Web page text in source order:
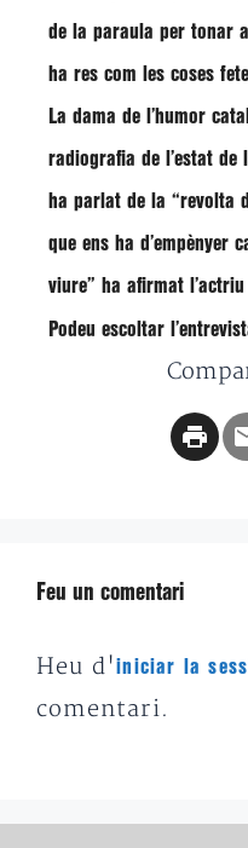
de la paraula per tonar
ha res com les coses
La dama de l’humor
radiografia de l’estat de
ha parlat de la “revolta
que ens ha d’empènyer
viure” ha afirmat
Podeu escoltar
Feu un comentari
Heu d'iniciar la
comentari.